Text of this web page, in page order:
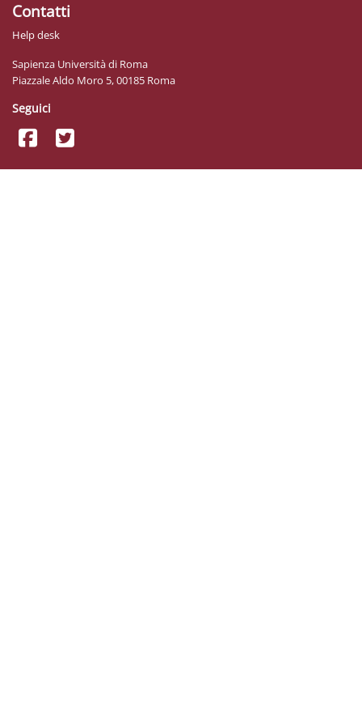
Contatti
Help desk
Sapienza Università di Roma
Piazzale Aldo Moro 5, 00185 Roma
Seguici